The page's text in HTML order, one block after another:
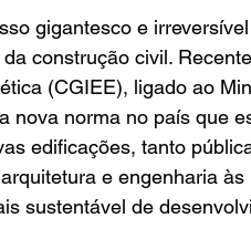
gigantesco e
construção civil.
(CGIEE), ligado ao
nova norma no país que
edificações, tanto
e engenharia
sustentável de